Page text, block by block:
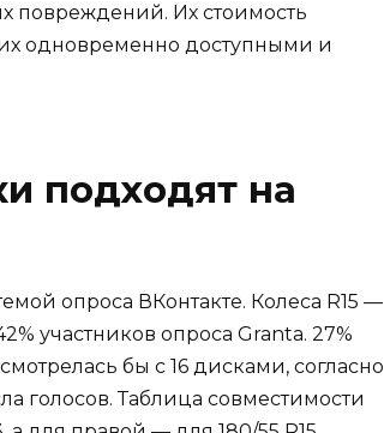
повреждений. Их стоимость
их одновременно доступными и
подходят на
опроса ВКонтакте. Колеса R15 —
участников опроса Granta. 27%
бы с 16 дисками, согласно
голосов. Таблица совместимости